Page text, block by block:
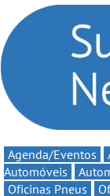
compromisso
automobilismo
continua em
Agenda/Eventos
Automóveis
Oficinas Pneus